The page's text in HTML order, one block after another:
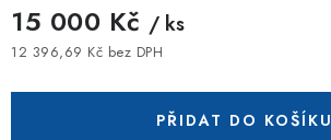
15 000 Kč / ks
12 396,69 Kč bez DPH
PŘIDAT DO KOŠÍKU